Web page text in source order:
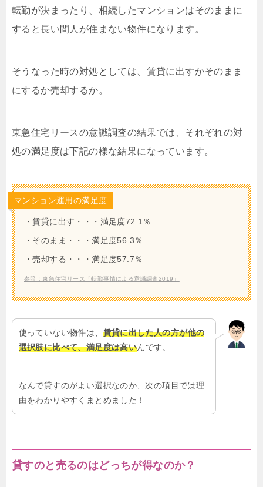
転勤が決まったり、相続したマンションはそのままに
すると長い間人が住まない物件になります。
そうなった時の対処としては、賃貸に出すかそのまま
にするか売却するか。
東急住宅リースの意識調査の結果では、それぞれの対
処の満足度は下記の様な結果になっています。
マンション運用の満足度
・賃貸に出す・・・満足度72.1％
・そのまま・・・満足度56.3％
・売却する・・・満足度57.7％
参照：東急住宅リース「転勤事情による意識調査2019」
使っていない物件は、 賃貸に出した人の方が他の
選択肢に比べて、満足度は高いんです。
なんで貸すのがよい選択なのか、次の項目では理
由をわかりやすくまとめました！
貸すのと売るのはどっちが得なのか？